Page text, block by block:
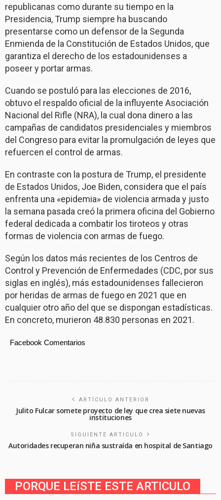
republicanas como durante su tiempo en la
Presidencia, Trump siempre ha buscando
presentarse como un defensor de la Segunda
Enmienda de la Constitución de Estados Unidos, que
garantiza el derecho de los estadounidenses a
poseer y portar armas.
Cuando se postuló para las elecciones de 2016,
obtuvo el respaldo oficial de la influyente Asociación
Nacional del Rifle (NRA), la cual dona dinero a las
campañas de candidatos presidenciales y miembros
del Congreso para evitar la promulgación de leyes que
refuercen el control de armas.
En contraste con la postura de Trump, el presidente
de Estados Unidos, Joe Biden, considera que el país
enfrenta una «epidemia» de violencia armada y justo
la semana pasada creó la primera oficina del Gobierno
federal dedicada a combatir los tiroteos y otras
formas de violencia con armas de fuego.
Según los datos más recientes de los Centros de
Control y Prevención de Enfermedades (CDC, por sus
siglas en inglés), más estadounidenses fallecieron
por heridas de armas de fuego en 2021 que en
cualquier otro año del que se dispongan estadísticas.
En concreto, murieron 48.830 personas en 2021.
Facebook Comentarios
ARTÍCULO ANTERIOR
Julito Fulcar somete proyecto de ley que crea siete nuevas
instituciones
SIGUIENTE ARTICULO
Autoridades recuperan niña sustraída en hospital de Santiago
PORQUE LEíSTE ESTE ARTICULO